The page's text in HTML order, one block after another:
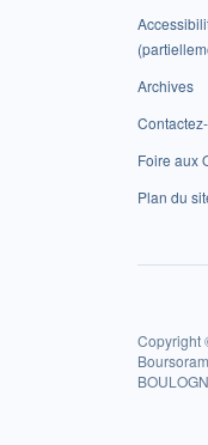
Archives
Foire aux
Plan du
Copyright